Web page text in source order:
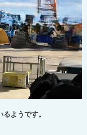
ようです。